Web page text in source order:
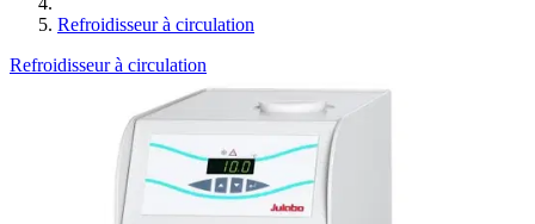
Refroidisseur à circulation
Refroidisseur à circulation